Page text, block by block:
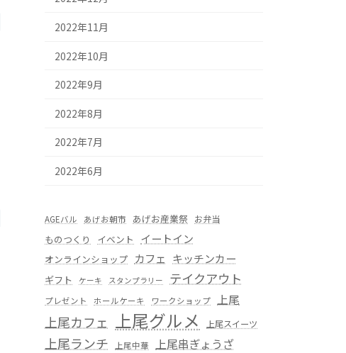
2022年11月
2022年10月
2022年9月
2022年8月
2022年7月
2022年6月
AGEバル あげお朝市 あげお産業祭 お弁当
ものつくり イベント イートイン
オンラインショップ カフェ キッチンカー
ギフト ケーキ スタンプラリー テイクアウト
プレゼント ホールケーキ ワークショップ 上尾
上尾カフェ 上尾グルメ 上尾スイーツ
上尾ランチ 上尾中華 上尾串ぎょうざ